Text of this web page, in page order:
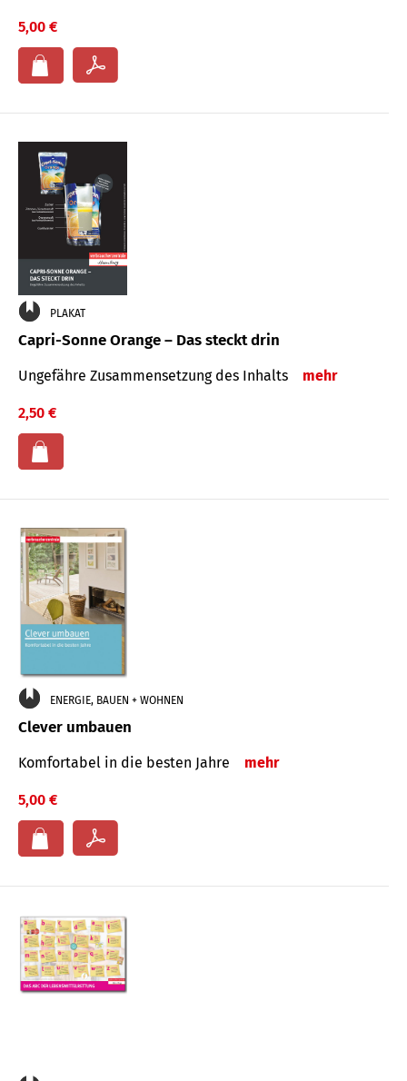
5,00 €
PLAKAT
Capri-Sonne Orange – Das steckt drin
Ungefähre Zu­sammen­setzung des Inhalts mehr
2,50 €
ENERGIE, BAUEN + WOHNEN
Clever umbauen
Komfortabel in die besten Jahre mehr
5,00 €